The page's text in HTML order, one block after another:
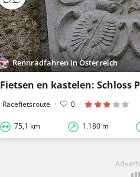
Rennradfahren in Österreich
Fietsen en kastelen: Schloss
Racefietsroute · 0 ·
75,1 km 1.180 m